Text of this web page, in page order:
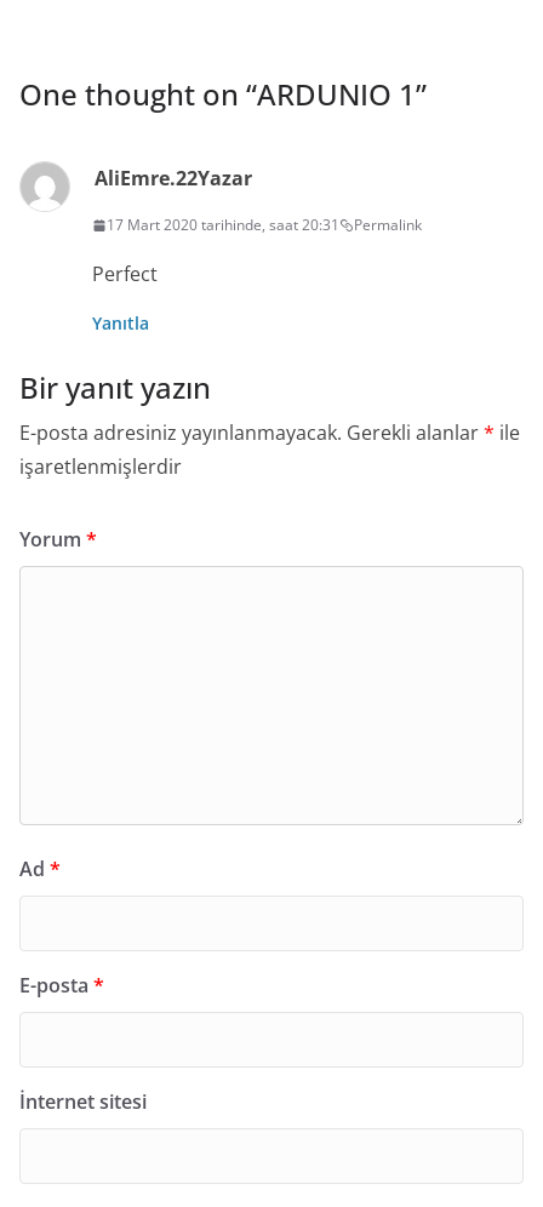
One thought on “ARDUNIO 1”
AliEmre.22Yazar
17 Mart 2020 tarihinde, saat 20:31 Permalink
Perfect
Yanıtla
Bir yanıt yazın
E-posta adresiniz yayınlanmayacak. Gerekli alanlar* ile
işaretlenmişlerdir
Yorum *
Ad *
E-posta *
İnternet sitesi